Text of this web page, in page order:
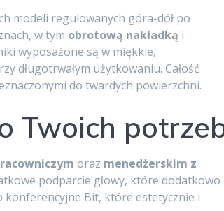
modeli regulowanych góra-dół po
w tym obrotową nakładką i
wyposażone są w miękkie,
długotrwałym użytkowaniu. Całość
do twardych powierzchni.
Twoich
oraz menedżerskim z
podparcie głowy, które dodatkowo
konferencyjne Bit, które estetycznie i